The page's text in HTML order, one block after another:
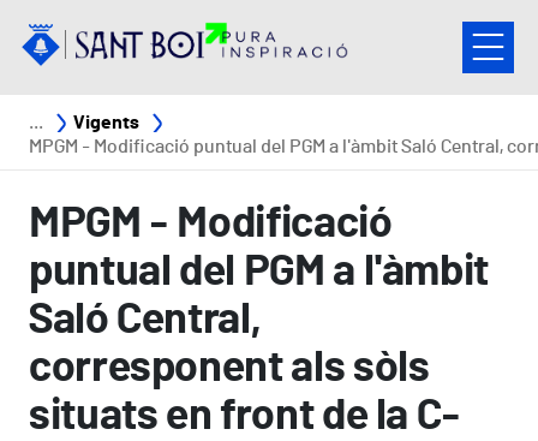
Fil d'ariadna
Vigents
MPGM - Modificació puntual del PGM a l'àmbit Saló Central, corresponent als sòls situats en front de la C-
MPGM - Modificació
puntual del PGM a l'àmbit
Saló Central,
corresponent als sòls
situats en front de la C-